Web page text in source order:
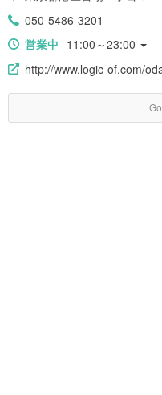
050-5486-3201
営業中 11:00～23:00
http://www.logic-of.com/